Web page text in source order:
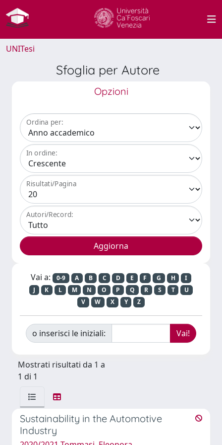
UNITesi
Sfoglia per Autore
Opzioni
Ordina per:
In ordine:
Risultati/Pagina
Autori/Record:
Vai a: 0-9 A B C D E F G H
I
J
K L M N O P Q R S T
U
V
W X Y Z
o inserisci le iniziali:
Mostrati risultati da 1 a
1 di 1
Sustainability in the Automotive
Industry